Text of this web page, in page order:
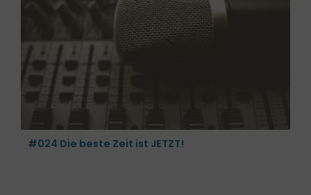
#024 Die beste Zeit ist JETZT!